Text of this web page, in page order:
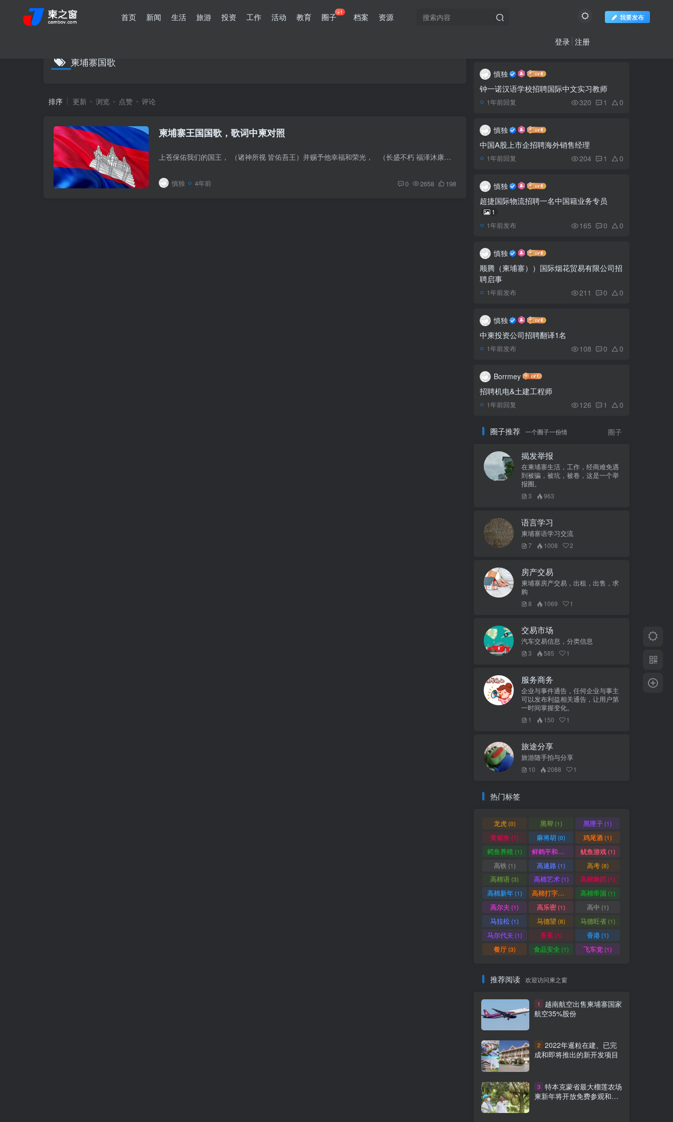
首页 新闻 生活 旅游 投资 工作 活动 教育 圈子+1 档案 资源 我要发布
登录 注册
柬埔寨国歌
排序 更新 浏览 点赞 评论
柬埔寨王国国歌，歌词中柬对照
上苍保佑我们的国王， （诸神所视 皆佑吾王）并赐予他幸福和荣光， （长盛不朽 福泽沐康）把我们的灵魂和命运来主宰。 （天选之德 幸临吾王）祖先的基业代代相传， （其上荣光 君临四方）引...
慎独 4年前 0 2658 198
1 越南航空出售柬埔寨国家
航空35%股份
成和即将推出的新开发项目
特本克蒙省最大榴莲农场
4
快讯- 洪森：再买500万
剂疫苗,柬埔寨仍缺800万剂
美化和清洁
公民被获救，30人曾被从西
慎独
钟一诺汉语学校招聘国际中文实习教师
1年前回复 320 1 0
慎独
中国A股上市企招聘海外销售经理
1年前回复 204 1 0
慎独
超捷国际物流招聘一名中国籍业务专员
1
1年前发布 165 0 0
慎独
顺腾（柬埔寨））国际烟花贸易有限公司招
聘启事
1年前发布 211 0 0
慎独
中柬投资公司招聘翻译1名
1年前发布 108 0 0
Borrmey
招聘机电&土建工程师
1年前回复 126 1 0
圈子推荐 一个圈子一份情 圈子
揭发举报
在柬埔寨生活，工作，经商难免遇
到被骗，被坑，被卷，这是一个举
报圈。
3 963
语言学习
柬埔寨语学习交流
7 1008 2
房产交易
柬埔寨房产交易，出租，出售，求
购
8 1069 1
交易市场
汽车交易信息，分类信息
3 585 1
服务商务
企业与事件通告，任何企业与事主
可以发布利益相关通告，让用户第
一时间掌握变化。
1 150 1
旅途分享
旅游随手拍与分享
10 2088 1
热门标签
龙虎(0) 黑帮(1) 黑匣子(1)
黄貂鱼 (1) 麻将胡 (0) 鸡尾酒(1)
鳄鱼养殖 (1) 鲜鹤平和赏 鱿鱼游戏(1)
高铁(1) 高速路(1) 高考(8)
高棉语 (3) 高棉艺术(1) 高棉舞蹈(1)
高棉新年(1) 高棉打字机 高棉帝国 (1)
高尔夫 (1) 高乐密(1) 高中 (1)
马拉松(1) 马德望 (8) 马德旺省(1)
马尔代夫 (1) 香蕉(1) 香港(1)
餐厅(3) 食品安全(1) 飞车党(1)
推荐阅读 欢迎访问柬之窗
1
越南航空出售柬埔寨国家
航空35%股份
2 2022年暹粒在建、已完
成和即将推出的新开发项目
3 特本克蒙省最大榴莲农场
柬新年将开放免费参观和购